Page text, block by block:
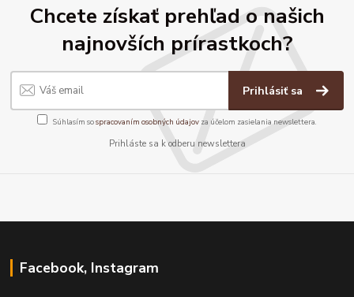
Chcete získať prehľad o našich
najnovších prírastkoch?
Prihlásiť sa
Súhlasím sospracovaním osobných údajov za účelom zasielania newslettera.
Prihláste sa k odberu newslettera
Facebook, Instagram